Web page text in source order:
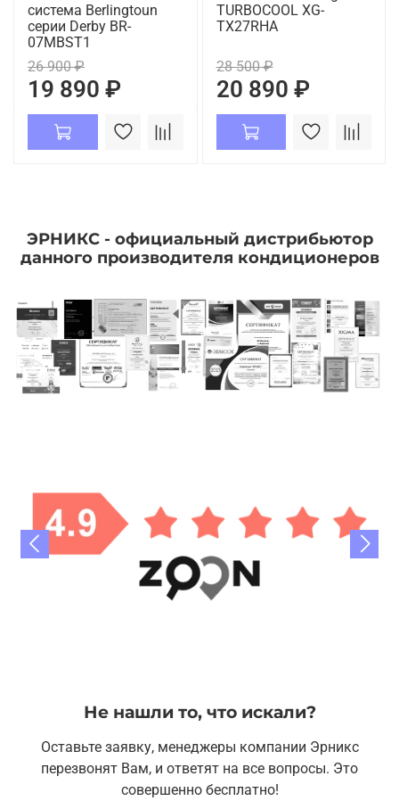
система Berlingtoun
серии Derby BR-
07MBST1
26 900 ₽
19 890 ₽
TURBOCOOL XG-
TX27RHA
28 500 ₽
20 890 ₽
ЭРНИКС - официальный дистрибьютор
данного производителя кондиционеров
Не нашли то, что искали?
Оставьте заявку, менеджеры компании Эрникс
перезвонят Вам, и ответят на все вопросы. Это
совершенно бесплатно!